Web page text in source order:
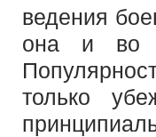
ведения
она и во
только